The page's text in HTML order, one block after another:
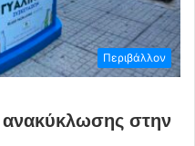
Περιβάλλον
ανακύκλωσης στην